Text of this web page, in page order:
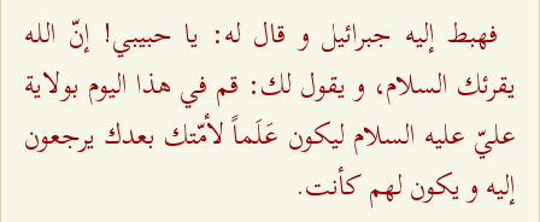
فهبط إليه جبرائيل و قال له: يا حبيبي! إنّ اللـه
يقرئك السلام، و يقول لك: قم في هذا اليوم بولاية
عليّ عليه السلام ليكون عَلَماً لأمّتك بعدك يرجعون
إليه و يكون لهم كأنت.